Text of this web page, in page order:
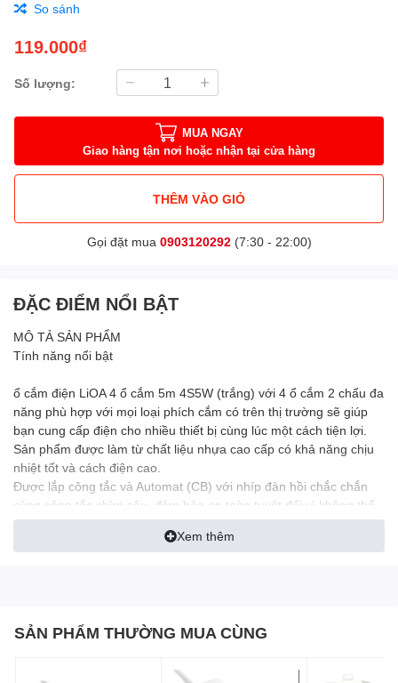
So sánh
119.000₫
Số lượng:
MUA NGAY
Giao hàng tận nơi hoặc nhận tại cửa hàng
THÊM VÀO GIỎ
Gọi đặt mua 0903120292(7:30 - 22:00)
ĐẶC ĐIỂM NỔI BẬT
MÔ TẢ SẢN PHẨM
Tính năng nổi bật
ổ cắm điện LiOA 4 ổ cắm 5m 4S5W (trắng) với 4 ổ cắm 2 chấu đa
năng phù hợp với mọi loại phích cắm có trên thị trường sẽ giúp
bạn cung cấp điện cho nhiều thiết bị cùng lúc một cách tiện lợi.
Sản phẩm được làm từ chất liệu nhựa cao cấp có khả năng chịu
nhiệt tốt và cách điện cao.
Được lắp công tắc và Automat (CB) với nhíp đàn hồi chắc chắn
cùng công tắc chìm sâu, đảm bảo an toàn tuyệt đối vì không thể
vô tình làm tắt hay bật ngoài mong muốn.
Đối với các nhu cầu sử dụng toàn diện, người sử dụng nên lựa
Xem thêm
SẢN PHẨM THƯỜNG MUA CÙNG